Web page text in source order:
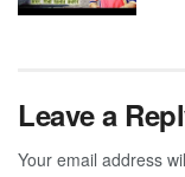
Leave a
Your email address